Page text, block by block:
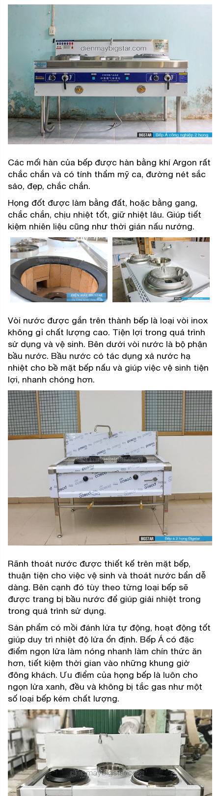
Các mối hàn của bếp được hàn bằng khí Argon rất
chắc chắn và có tính thẩm mỹ ca, đường nét sắc
sảo, đẹp, chắc chắn.
Họng đốt được làm bằng đất, hoặc bằng gang,
chắc chắn, chịu nhiệt tốt, giữ nhiệt lâu. Giúp tiết
kiệm nhiên liệu cũng như thời gián nấu nướng.
Vòi nước được gắn trên thành bếp là loại vòi inox
không gỉ chất lượng cao. Tiện lợi trong quá trình
sử dụng và vệ sinh. Bên dưới vòi nước là bộ phận
bầu nước. Bầu nước có tác dụng xả nước hạ
nhiệt cho bề mặt bếp nấu và giúp việc vệ sinh tiện
lợi, nhanh chóng hơn.
Rãnh thoát nước được thiết kế trên mặt bếp,
thuận tiện cho việc vệ sinh và thoát nước bẩn dễ
dàng. Bên cạnh đó tùy theo từng loại bếp sẽ
được trang bị bầu nước để giúp giải nhiệt trong
trong quá trình sử dụng.
Sản phẩm có mồi đánh lửa tự động, hoạt động tốt
giúp duy trì nhiệt độ lửa ổn định. Bếp Á có đặc
điểm ngọn lửa làm nóng nhanh làm chín thức ăn
hơn, tiết kiệm thời gian vào những khung giờ
đông khách. Ưu điểm của họng bếp là luôn cho
ngọn lửa xanh, đều và không bị tắc gas như một
số loại bếp kém chất lượng.